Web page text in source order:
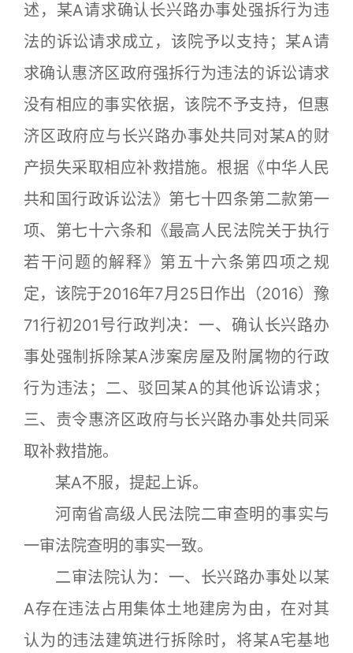
述，某A请求确认长兴路办事处强拆行为违
法的诉讼请求成立，该院予以支持；某A请
求确认惠济区政府强拆行为违法的诉讼请求
没有相应的事实依据，该院不予支持，但惠
济区政府应与长兴路办事处共同对某A的财
产损失采取相应补救措施。根据《中华人民
共和国行政诉讼法》第七十四条第二款第一
项、第七十六条和《最高人民法院关于执行
若干问题的解释》第五十六条第四项之规
定，该院于2016年7月25日作出（2016）豫
71行初201号行政判决：一、确认长兴路办
事处强制拆除某A涉案房屋及附属物的行政
行为违法；二、驳回某A的其他诉讼请求；
三、责令惠济区政府与长兴路办事处共同采
取补救措施。
某A不服，提起上诉。
河南省高级人民法院二审查明的事实与
一审法院查明的事实一致。
二审法院认为：一、长兴路办事处以某
A存在违法占用集体土地建房为由，在对其
认为的违法建筑进行拆除时，将某A宅基地